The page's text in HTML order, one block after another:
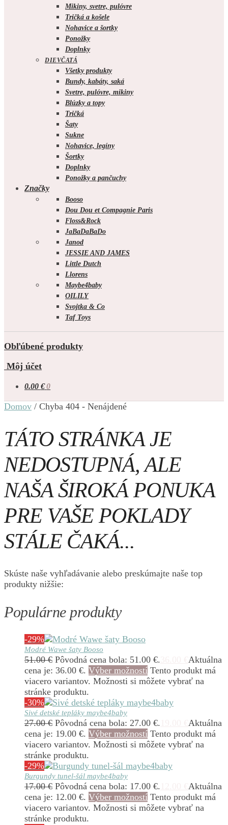
Mikiny, svetre, pulóvre
Tričká a košele
Nohavice a šortky
Ponožky
Doplnky
DIEVČATÁ
Všetky produkty
Bundy, kabáty, saká
Svetre, pulóvre, mikiny
Blúzky a topy
Tričká
Šaty
Sukne
Nohavice, legíny
Šortky
Doplnky
Ponožky a pančuchy
Značky
Booso
Dou Dou et Compagnie Paris
Floss&Rock
JaBaDaBaDo
Janod
JESSIE AND JAMES
Little Dutch
Llorens
Maybe4baby
OILILY
Svojtka & Co
Taf Toys
Obľúbené produkty
Môj účet
0.00 € 0
Domov / Chyba 404 - Nenájdené
TÁTO STRÁNKA JE
NEDOSTUPNÁ, ALE
NAŠA ŠIROKÁ PONUKA
PRE VAŠE POKLADY
STÁLE ČAKÁ...
Skúste naše vyhľadávanie alebo preskúmajte naše top
produkty nižšie:
Populárne produkty
-29%
Modré Wawe šaty Booso
51.00€ Pôvodná cena bola: 51.00 €.
Aktuálna
cena je: 36.00 €. Výber možností Tento produkt má
viacero variantov. Možnosti si môžete vybrať na
stránke produktu.
-30%
Sivé detské tepláky maybe4baby
27.00€ Pôvodná cena bola: 27.00 €.
Aktuálna
cena je: 19.00 €. Výber možností Tento produkt má
viacero variantov. Možnosti si môžete vybrať na
stránke produktu.
-29%
Burgundy tunel-šál maybe4baby
17.00€ Pôvodná cena bola: 17.00 €.
Aktuálna
cena je: 12.00 €. Výber možností Tento produkt má
viacero variantov. Možnosti si môžete vybrať na
stránke produktu.